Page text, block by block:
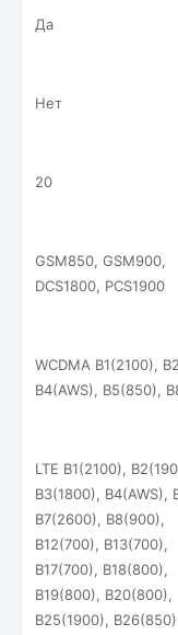
Да
Нет
20
GSM850, GSM900,
DCS1800, PCS1900
WCDMA B1(2100),
B4(AWS), B5(850),
LTE B1(2100),
B3(1800), B4(AWS),
B7(2600), B8(900),
B12(700), B13(700),
B17(700), B18(800),
B19(800), B20(800),
B25(1900),